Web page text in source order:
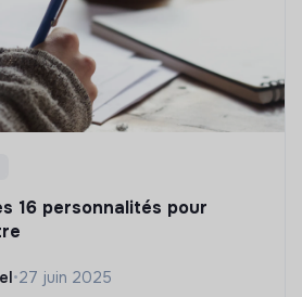
16 personnalités pour
•27 juin 2025